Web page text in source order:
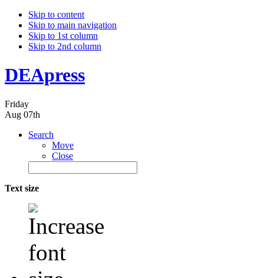
Skip to content
Skip to main navigation
Skip to 1st column
Skip to 2nd column
DEApress
Friday
Aug 07th
Search
Move
Close
Text size